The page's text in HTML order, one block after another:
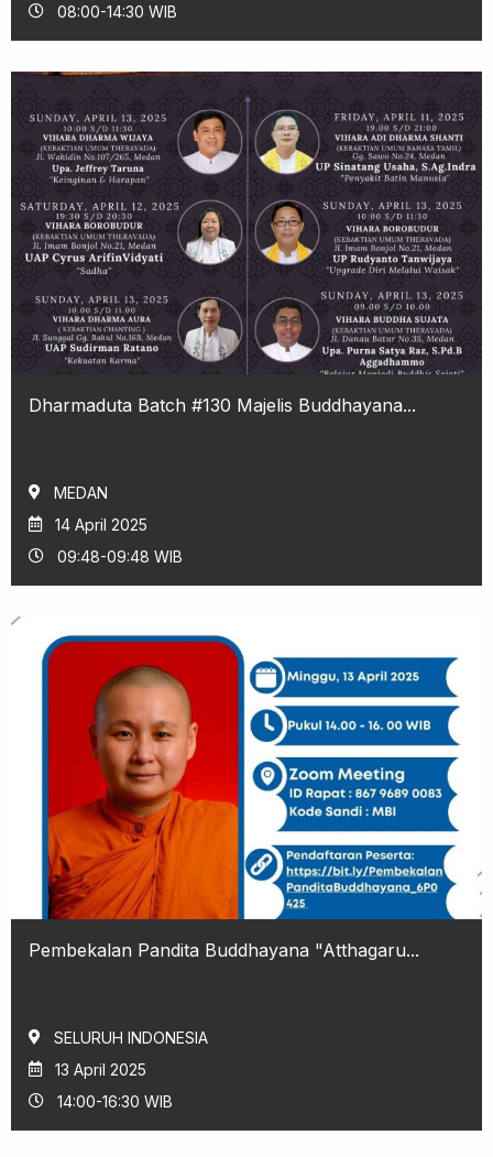
08:00-14:30 WIB
Dharmaduta Batch #130 Majelis Buddhayana...
MEDAN
14 April 2025
09:48-09:48 WIB
Pembekalan Pandita Buddhayana "Atthagaru...
SELURUH INDONESIA
13 April 2025
14:00-16:30 WIB